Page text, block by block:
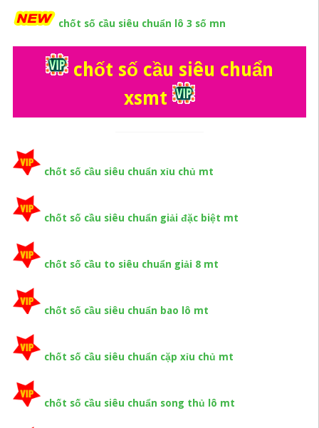
chốt số cầu siêu chuẩn lô 3 số mn
chốt số cầu siêu chuẩn
xsmt
chốt số cầu siêu chuẩn xỉu chủ mt
chốt số cầu siêu chuẩn giải đặc biệt mt
chốt số cầu to siêu chuẩn giải 8 mt
chốt số cầu siêu chuẩn bao lô mt
chốt số cầu siêu chuẩn cặp xỉu chủ mt
chốt số cầu siêu chuẩn song thủ lô mt